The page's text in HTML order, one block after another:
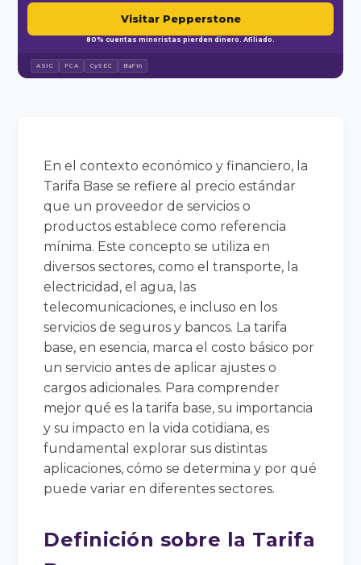
Visitar Pepperstone
80% cuentas minoristas pierden dinero. Afiliado.
ASIC FCA CySEC BaFin
En el contexto económico y financiero, la
Tarifa Base se refiere al precio estándar
que un proveedor de servicios o
productos establece como referencia
mínima. Este concepto se utiliza en
diversos sectores, como el transporte, la
electricidad, el agua, las
telecomunicaciones, e incluso en los
servicios de seguros y bancos. La tarifa
base, en esencia, marca el costo básico por
un servicio antes de aplicar ajustes o
cargos adicionales. Para comprender
mejor qué es la tarifa base, su importancia
y su impacto en la vida cotidiana, es
fundamental explorar sus distintas
aplicaciones, cómo se determina y por qué
puede variar en diferentes sectores.
Definición sobre la Tarifa